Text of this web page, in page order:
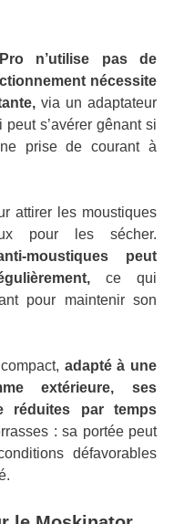
n’utilise pas de
nécessite
via un adaptateur
s’avérer gênant si
prise de courant à
attirer les moustiques
pour les sécher.
moustiques peut
ce qui
pour maintenir son
adapté à une
extérieure, ses
réduites par temps
: sa portée peut
défavorables